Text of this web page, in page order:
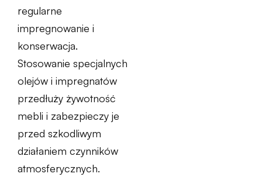
regularne
impregnowanie i
konserwacja.
Stosowanie specjalnych
olejów i impregnatów
przedłuży żywotność
mebli i zabezpieczy je
przed szkodliwym
działaniem czynników
atmosferycznych.